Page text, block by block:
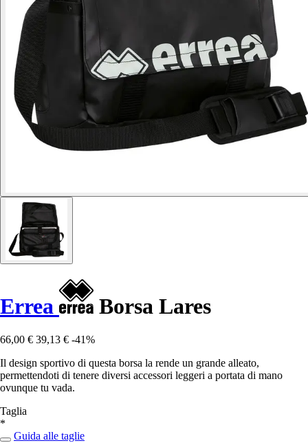
Errea Borsa Lares
66,00 € 39,13 € -41%
Il design sportivo di questa borsa la rende un grande alleato,
permettendoti di tenere diversi accessori leggeri a portata di mano
ovunque tu vada.
Taglia
*
Guida alle taglie